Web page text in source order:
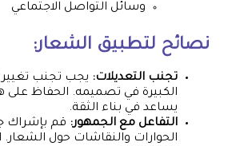
وسائل التواصل الاجتماعي
نصائح لتطبيق الشعار:
تجنب التعديلات: يجب تجنب تغيير
الكبيرة في تصميمه. الحفاظ على
يساعد في بناء الثقة.
التفاعل مع الجمهور: قم بإشراك
الحوارات والنقاشات حول الشعار.